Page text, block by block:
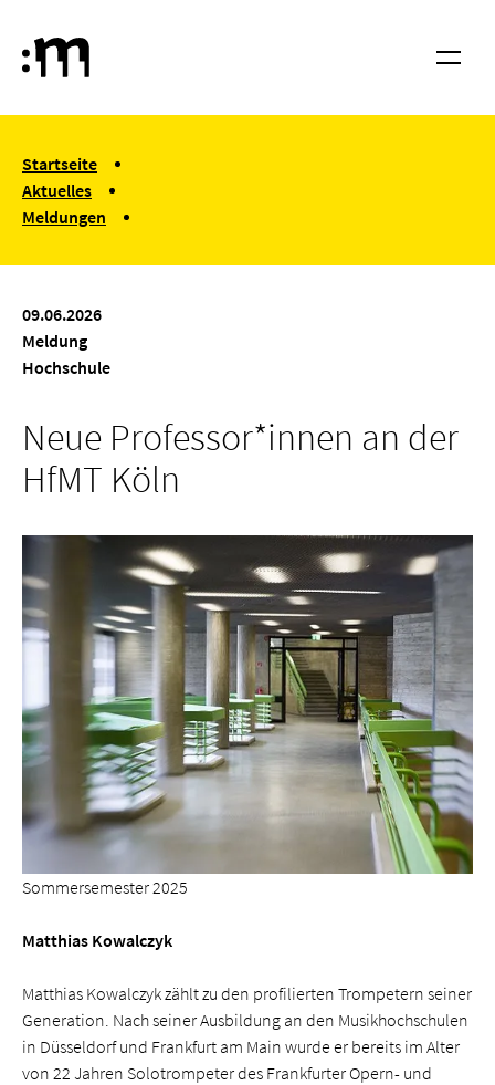
Hochschule für Musik und Tanz Köln Menü
You are here:
Startseite
Aktuelles
Meldungen
Neue Professor*innen an der HfMT Köln
09.06.2026
Meldung
Hochschule
Neue Professor*innen an der
HfMT Köln
Sommersemester 2025
Matthias Kowalczyk
Matthias Kowalczyk zählt zu den profilierten Trompetern seiner
Generation. Nach seiner Ausbildung an den Musikhochschulen
in Düsseldorf und Frankfurt am Main wurde er bereits im Alter
von 22 Jahren Solotrompeter des Frankfurter Opern- und